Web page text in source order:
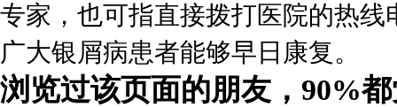
专家，也可指直接拨打医院的热线
广大银屑病患者能够早日康复。
浏览过该页面的朋友，90%